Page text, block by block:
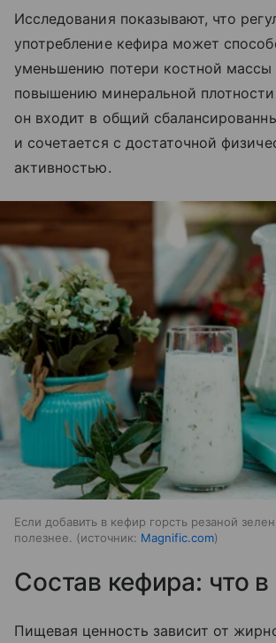
Исследования показывают, что
употребление кефира может
уменьшению потери костной
повышению минеральной плотности
он входит в общий
и сочетается с достаточной
активностью.
Если добавить в кефир горсть резаной
полезнее.
источник: Magnific.com
Состав кефира: что в
Пищевая ценность зависит от